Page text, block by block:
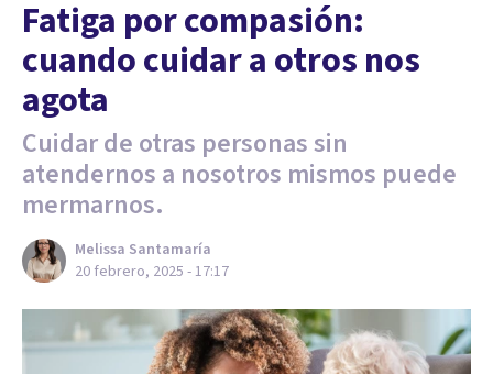
Fatiga por compasión:
cuando cuidar a otros nos
agota
Cuidar de otras personas sin
atendernos a nosotros mismos puede
mermarnos.
Melissa Santamaría
20 febrero, 2025 - 17:17